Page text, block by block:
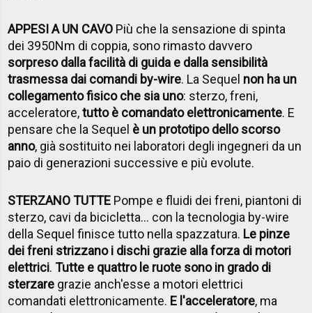
APPESI A UN CAVO Più che la sensazione di spinta
dei 3950Nm di coppia, sono rimasto davvero
sorpreso dalla facilità di guida e dalla sensibilità
trasmessa dai comandi by-wire. La Sequel non ha un
collegamento fisico che sia uno: sterzo, freni,
acceleratore,tutto è comandato elettronicamente. E
pensare che la Sequel è un prototipo dello scorso
anno, già sostituito nei laboratori degli ingegneri da un
paio di generazioni successive e più evolute.
STERZANO TUTTE Pompe e fluidi dei freni, piantoni di
sterzo, cavi da bicicletta... con la tecnologia by-wire
della Sequel finisce tutto nella spazzatura. Le pinze
dei freni strizzano i dischi grazie alla forza di motori
elettrici.Tutte e quattro le ruote sono in grado di
sterzare grazie anch'esse a motori elettrici
comandati elettronicamente. E l'acceleratore, ma